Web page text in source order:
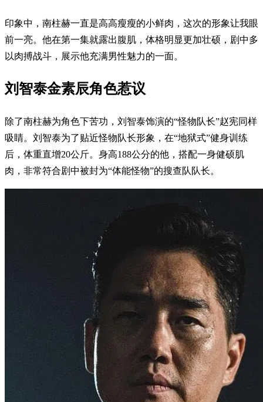
印象中，南柱赫一直是高高瘦瘦的小鲜肉，这次的形象让我眼
前一亮。他在第一集就露出腹肌，体格明显更加壮硕，剧中多
以肉搏战斗，展示他充满男性魅力的一面。
刘智泰金素辰角色惹议
除了南柱赫为角色下苦功，刘智泰饰演的“怪物队长”赵宪同样
吸睛。刘智泰为了贴近怪物队长形象，在“地狱式”健身训练
后，体重直增20公斤。身高188公分的他，搭配一身健硕肌
肉，非常符合剧中被封为“体能怪物”的搜查队队长。